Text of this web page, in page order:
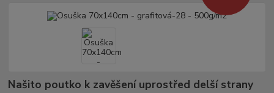
Našito poutko k zavěšení uprostřed delší strany